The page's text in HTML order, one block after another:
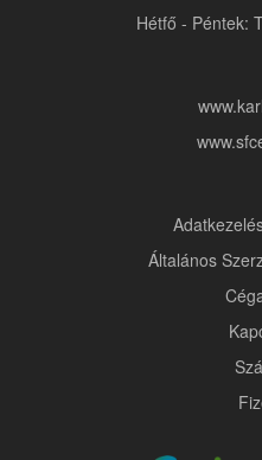
Hétfő - Péntek:
Általános